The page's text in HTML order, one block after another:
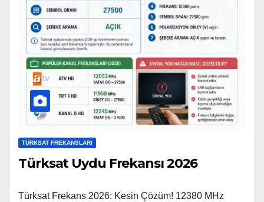
TÜRKSAT FREKANSLARI
Türksat Uydu Frekansı 2026
Türksat Frekans 2026: Kesin Çözüm! 12380 MHz